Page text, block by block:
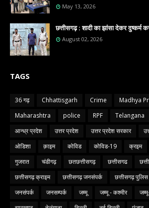
May 13, 2026
छत्तीसगढ़ : शादी का झांसा देकर दुष्कर्म
August 02, 2026
TAGS
36 गढ़ Chhattisgarh Crime
Madhya
Maharashtra
police RPF Telangana
आन्ध्र प्रदेश
उत्तर प्रदेश उत्तर प्रदेश सरकार
ओडिशा
क़ाइम कोविड कोविड-19 क्रइम
गुजरात
चंडीगढ़ छतछत्तीसगढ़ छत्तीसगढ
छत्तीसगढ़ क्राइम
छत्तीसगढ़ जनसंपर्क छत्तीसगढ़ पुलिस
जनसंपर्क
जनसम्पर्क जम्मू जम्मू - कश्मीर